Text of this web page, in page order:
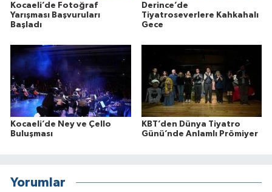
Kocaeli’de Fotoğraf
Yarışması Başvuruları
Başladı
Derince’de
Tiyatroseverlere Kahkahalı
Gece
Kocaeli’de Ney ve Çello
Buluşması
KBT’den Dünya Tiyatro
Günü’nde Anlamlı Prömiyer
Yorumlar